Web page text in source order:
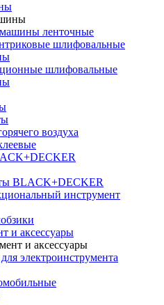
ленточные
шлифовальные
шлифовальные
воздуха
BLACK+DECKER
инструмент
и аксессуары
и аксессуары
электроинструмента